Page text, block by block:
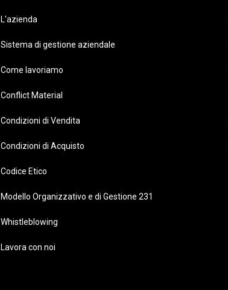
L'azienda
Sistema di gestione aziendale
Come lavoriamo
Conflict Material
Condizioni di Vendita
Condizioni di Acquisto
Codice Etico
Modello Organizzativo e di Gestione 231
Whistleblowing
Lavora con noi